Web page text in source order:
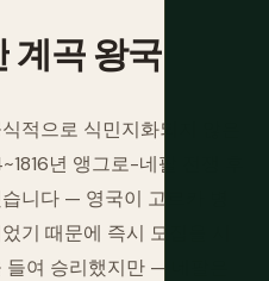
계곡왕국
적으로 식민지화되지 않은
년 앵그로-네팔 전쟁 후
니다 — 영국이 고르카 병
기 때문에 즉시 모집을 시
여 승리했지만 — 네팔은